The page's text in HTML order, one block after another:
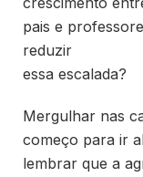
pais e
reduzir
essa escalada?
Mergulhar nas
começo para ir
lembrar que a